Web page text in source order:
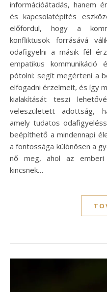
információátadás, hanem
és kapcsolatépítés
előfordul, hogy a
konfliktusok forrásává
odafigyelni a másik fél
empatikus
pótolni: segít megérteni a
elfogadni érzelmeit, és így
kialakítását teszi
veleszületett adottság,
amely tudatos
beépíthető a mindennapi
a fontossága különösen a
nő meg, ahol az
kincsnek…